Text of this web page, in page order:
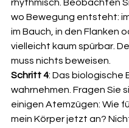
rhythmisch. Beobachten
wo Bewegung entsteht:
im Bauch, in den Flanken
vielleicht kaum spürbar.
muss nichts beweisen.
Schritt 4: Das biologische
wahrnehmen. Fragen Sie
einigen Atemzügen: Wie
mein Körper jetzt an?